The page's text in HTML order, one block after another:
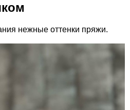
нежные оттенки пряжи.